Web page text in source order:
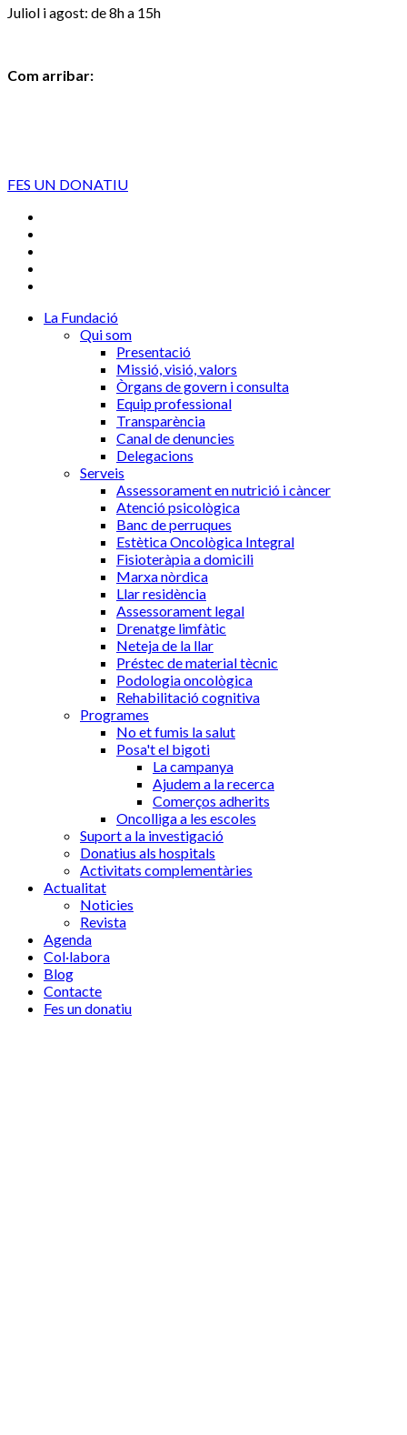
Juliol i agost: de 8h a 15h
Com arribar:
FES UN DONATIU
La Fundació
Qui som
Presentació
Missió, visió, valors
Òrgans de govern i consulta
Equip professional
Transparència
Canal de denuncies
Delegacions
Serveis
Assessorament en nutrició i càncer
Atenció psicològica
Banc de perruques
Estètica Oncològica Integral
Fisioteràpia a domicili
Marxa nòrdica
Llar residència
Assessorament legal
Drenatge limfàtic
Neteja de la llar
Préstec de material tècnic
Podologia oncològica
Rehabilitació cognitiva
Programes
No et fumis la salut
Posa't el bigoti
La campanya
Ajudem a la recerca
Comerços adherits
Oncolliga a les escoles
Suport a la investigació
Donatius als hospitals
Activitats complementàries
Actualitat
Noticies
Revista
Agenda
Col·labora
Blog
Contacte
Fes un donatiu